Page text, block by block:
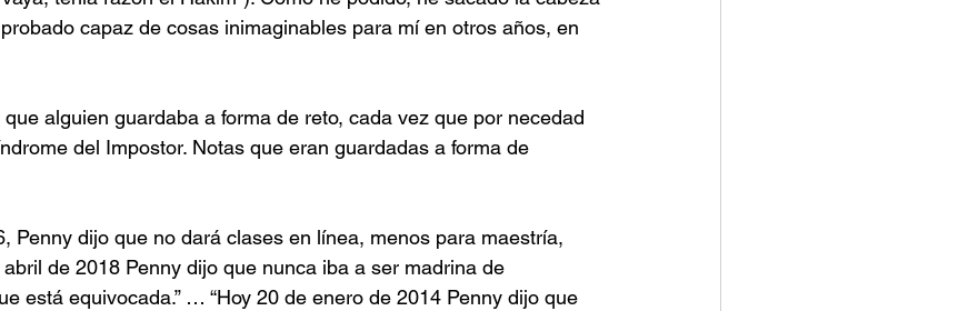
capaz de cosas inimaginables para mí en otros años, en
alguien guardaba a forma de reto, cada vez que por necedad
del Impostor. Notas que eran guardadas a forma de
Penny dijo que no dará clases en línea, menos para maestría,
de 2018 Penny dijo que nunca iba a ser madrina de
está equivocada.” … “Hoy 20 de enero de 2014 Penny dijo que